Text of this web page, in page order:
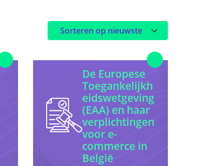
De Europese
Toegankelijkh
eidswetgeving
(EAA) en haar
verplichtingen
voor e-
commerce in
België